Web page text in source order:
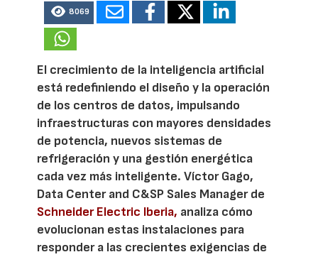
8069
El crecimiento de la inteligencia artificial
está redefiniendo el diseño y la operación
de los centros de datos, impulsando
infraestructuras con mayores densidades
de potencia, nuevos sistemas de
refrigeración y una gestión energética
cada vez más inteligente. Víctor Gago,
Data Center and C&SP Sales Manager de
Schneider Electric Iberia, analiza cómo
evolucionan estas instalaciones para
responder a las crecientes exigencias de